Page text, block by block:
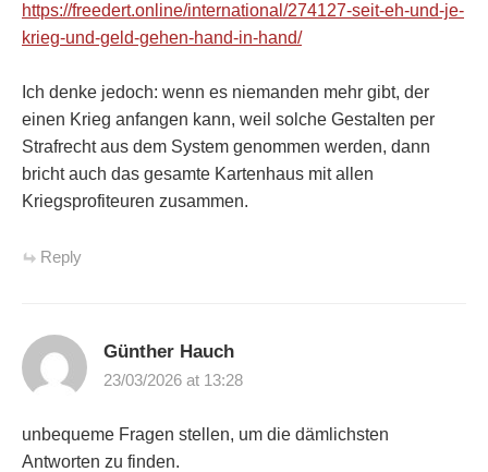
https://freedert.online/international/274127-seit-eh-und-je-
krieg-und-geld-gehen-hand-in-hand/
Ich denke jedoch: wenn es niemanden mehr gibt, der
einen Krieg anfangen kann, weil solche Gestalten per
Strafrecht aus dem System genommen werden, dann
bricht auch das gesamte Kartenhaus mit allen
Kriegsprofiteuren zusammen.
Reply
Günther Hauch
23/03/2026 at 13:28
unbequeme Fragen stellen, um die dämlichsten
Antworten zu finden.